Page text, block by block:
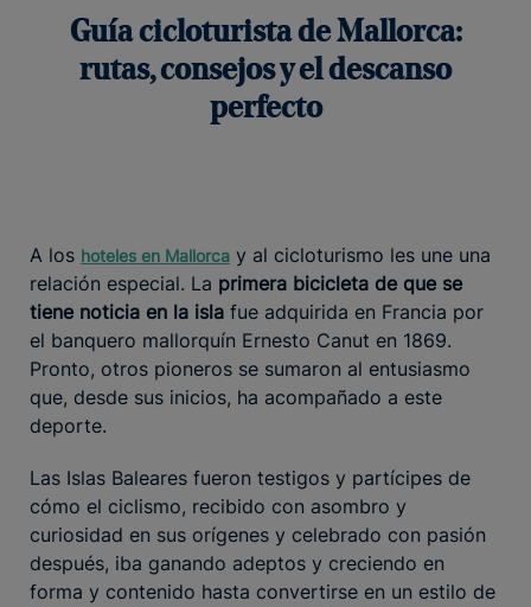
Guía cicloturista de Mallorca:
rutas, consejos y el descanso
perfecto
A los hoteles en Mallorca y al cicloturismo les une una
relación especial. La primera bicicleta de que se
tiene noticia en la isla fue adquirida en Francia por
el banquero mallorquín Ernesto Canut en 1869.
Pronto, otros pioneros se sumaron al entusiasmo
que, desde sus inicios, ha acompañado a este
deporte.
Las Islas Baleares fueron testigos y partícipes de
cómo el ciclismo, recibido con asombro y
curiosidad en sus orígenes y celebrado con pasión
después, iba ganando adeptos y creciendo en
forma y contenido hasta convertirse en un estilo de